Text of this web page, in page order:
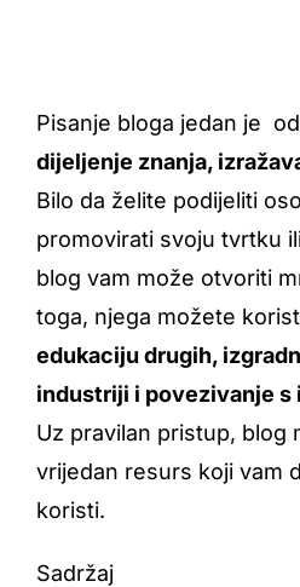
Pisanje bloga jedan je
dijeljenje znanja,
Bilo da želite podijeliti
promovirati svoju tvrtku
blog vam može otvoriti
toga, njega možete
edukaciju drugih,
industriji i povezivanje
Uz pravilan pristup, blog
vrijedan resurs koji vam
koristi.
Sadržaj